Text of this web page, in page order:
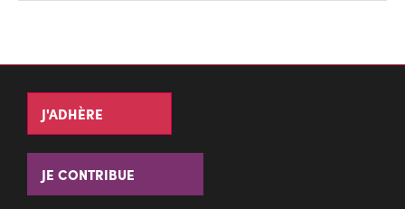
J'ADHÈRE
JE CONTRIBUE